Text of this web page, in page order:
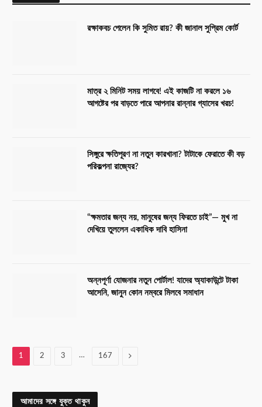
রক্ষাকবচ পেলেন কি সুমিত রায়? কী জানাল সুপ্রিম কোর্ট
মাত্র ২ মিনিট সময় লাগবে! এই কাজটি না করলে ১৬
আগষ্টের পর বাড়তে পারে আপনার রান্নার গ্যাসের খরচ!
সিঙ্গুরে ক্ষতিপূরণ না নতুন কারখানা? টাটাকে ফেরাতে কী বড়
পরিকল্পনা রাজ্যের?
“ক্ষমতার জন্য নয়, মানুষের জন্য ফিরতে চাই”— মুখ না
দেখিয়ে তুললেন একাধিক দাবি হাসিনা
অন্নপূর্ণা যোজনার নতুন পোর্টাল! যাদের অ্যাকাউন্টে টাকা
আসেনি, জানুন কোন নম্বরে মিলবে সমাধান
1 2 3 … 167 Next
আমাদের সঙ্গে যুক্ত থাকুন